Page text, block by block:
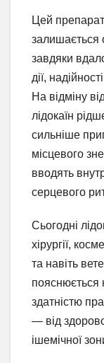
Цей
залишається
завдяки
дії,
На відміну
лідокаїн
сильніше
місцевого
вводять
серцевого
Сьогодні
хірургії,
та навіть
пояснюється
здатністю
— від
ішемічної